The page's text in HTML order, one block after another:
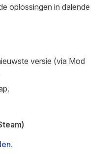
oplossingen in dalende
versie (via Mod